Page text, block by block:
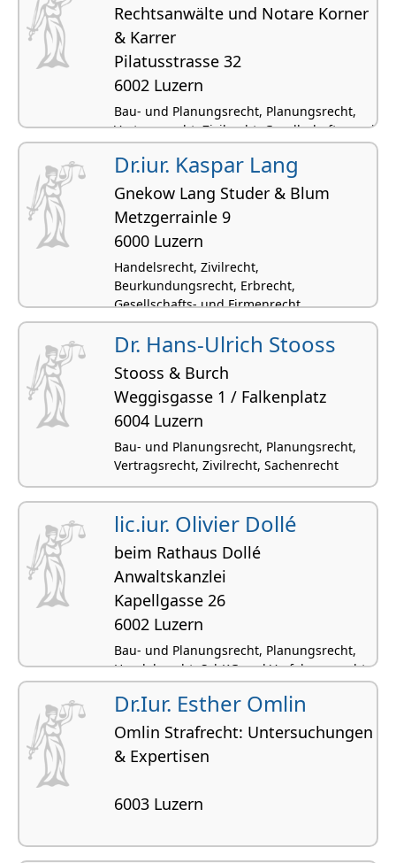
Rechtsanwälte und Notare Korner
& Karrer
Pilatusstrasse 32
6002 Luzern
Bau- und Planungsrecht, Planungsrecht,
Vertragsrecht, Zivilrecht, Gesellschafts- und
Firmenrecht
Dr.iur. Kaspar Lang
Gnekow Lang Studer & Blum
Metzgerrainle 9
6000 Luzern
Handelsrecht, Zivilrecht,
Beurkundungsrecht, Erbrecht,
Gesellschafts- und Firmenrecht
Dr. Hans-Ulrich Stooss
Stooss & Burch
Weggisgasse 1 / Falkenplatz
6004 Luzern
Bau- und Planungsrecht, Planungsrecht,
Vertragsrecht, Zivilrecht, Sachenrecht
lic.iur. Olivier Dollé
beim Rathaus Dollé
Anwaltskanzlei
Kapellgasse 26
6002 Luzern
Bau- und Planungsrecht, Planungsrecht,
Handelsrecht, SchKG und Verfahrensrecht,
Strafrecht
Dr.Iur. Esther Omlin
Omlin Strafrecht: Untersuchungen
& Expertisen
6003 Luzern